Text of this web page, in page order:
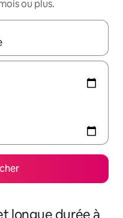
ou plus.
les flèches vers le
longue durée à